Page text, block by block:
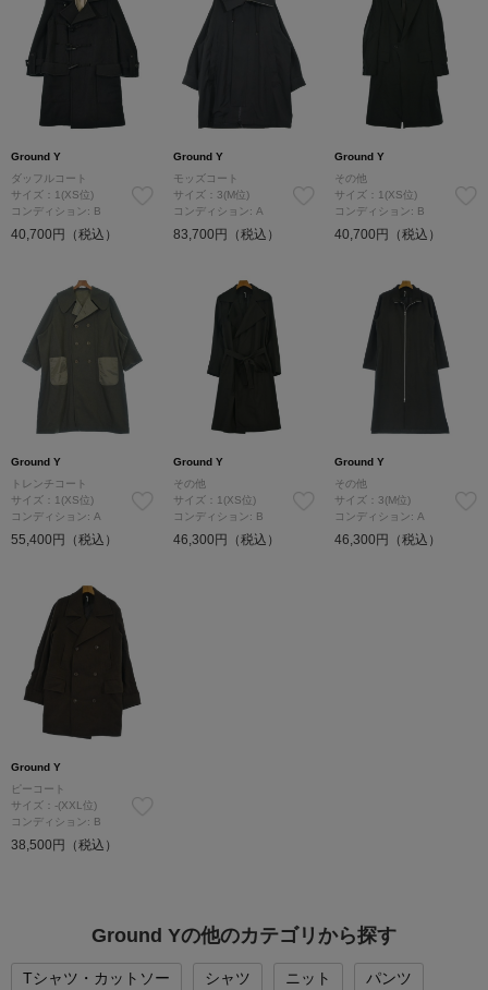
Ground Y
ダッフルコート
サイズ：1(XS位)
コンディション: B
40,700円（税込）
Ground Y
モッズコート
サイズ：3(M位)
コンディション: A
83,700円（税込）
Ground Y
その他
サイズ：1(XS位)
コンディション: B
40,700円（税込）
Ground Y
トレンチコート
サイズ：1(XS位)
コンディション: A
55,400円（税込）
Ground Y
その他
サイズ：1(XS位)
コンディション: B
46,300円（税込）
Ground Y
その他
サイズ：3(M位)
コンディション: A
46,300円（税込）
Ground Y
ピーコート
サイズ：-(XXL位)
コンディション: B
38,500円（税込）
Ground Yの他のカテゴリから探す
Tシャツ・カットソー シャツ ニット
パンツ